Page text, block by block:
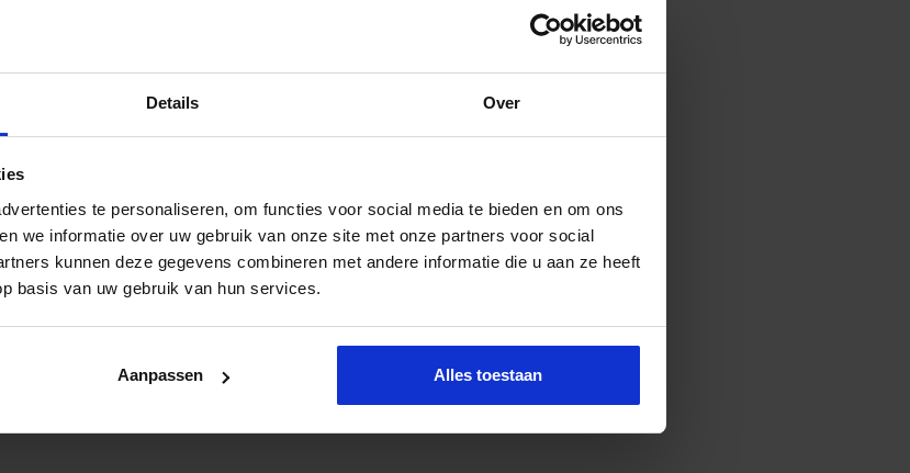
Details Over
te personaliseren, om functies voor social media te bieden en om ons
we informatie over uw gebruik van onze site met onze partners voor social
kunnen deze gegevens combineren met andere informatie die u aan ze heeft
basis van uw gebruik van hun services.
Aanpassen Alles toestaan